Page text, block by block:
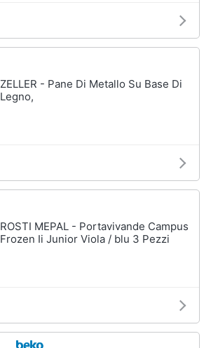
ZELLER - Pane Di Metallo Su Base Di
Legno,
ROSTI MEPAL - Portavivande Campus
Frozen Ii Junior Viola / blu 3 Pezzi